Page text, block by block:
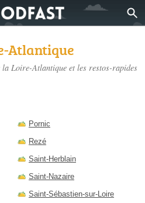
Atlantique
la Loire-Atlantique et les restos-rapides
Pornic
Rezé
Saint-Herblain
Saint-Nazaire
Saint-Sébastien-sur-Loire